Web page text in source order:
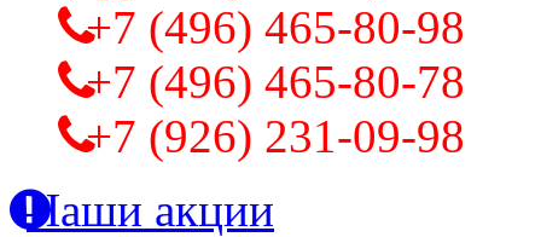
+7 (496) 465-80-98
+7 (496) 465-80-78
+7 (926) 231-09-98
Наши акции